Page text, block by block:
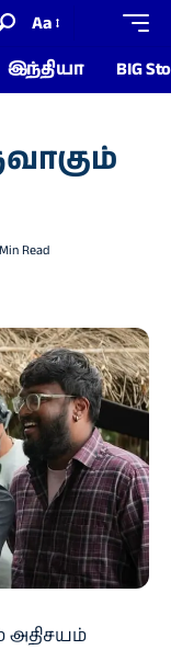
Aa
இந்தியா BIG
Read
அதிசயம்